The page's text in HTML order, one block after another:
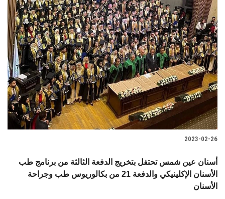
الإعلام
تواصل معنا
الطلاب
هيئة التدريس
الدراسات العليا
الموظفون
2023-02-26
أسنان عين شمس تحتفل بتخريج الدفعة الثالثة من برنامج طب
الأسنان الإكلينيكي والدفعة 21 من بكالوريوس طب وجراحة
الأسنان